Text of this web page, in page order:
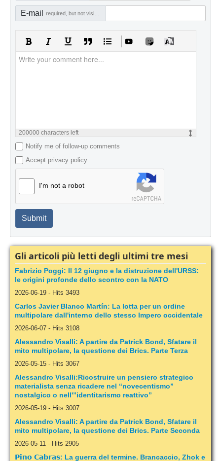
E-mail
200000 characters left
Notify me of follow-up comments
Accept privacy policy
I'm not a robot
Submit
Gli articoli più letti degli ultimi tre mesi
Fabrizio Poggi: Il 12 giugno e la distruzione dell'URSS:
le origini profonde dello scontro con la NATO
2026-06-19 - Hits 3493
Carlos Javier Blanco Martín: La lotta per un ordine
multipolare dall'interno dello stesso Impero occidentale
2026-06-07 - Hits 3108
Alessandro Visalli: A partire da Patrick Bond, Sfatare il
mito multipolare, la questione dei Brics. Parte Terza
2026-05-15 - Hits 3067
Alessandro Visalli:Ricostruire un pensiero strategico
materialista senza ricadere nel “novecentismo”
nostalgico o nell'”identitarismo reattivo”
2026-05-19 - Hits 3007
Alessandro Visalli: A partire da Patrick Bond, Sfatare il
mito multipolare, la questione dei Brics. Parte Seconda
2026-05-11 - Hits 2905
𝗣𝗶𝗻𝗼 𝗖𝗮𝗯𝗿𝗮𝘀: La guerra del termine. Brancaccio, Zhok e